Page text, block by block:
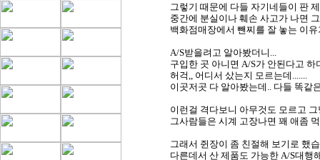
그렇기 때문에 다들 자기네들이 판
중간에 분실이나 훼손 사고가 나면
백화점매장에서 뺀찌를 잘 놓는 이
A/S받을려고 알아봤더니...
구입한 곳 아니면 A/S가 안된다고 하
허걱,, 어디서 샀는지 모르는데.......
이곳저곳 다 알아봤는데.. 다들 똑같
이런걸 격다보니 아무것도 모르고
그사람들은 시계 고장나면 꽤 애좀
그래서 쥔장이 좀 친절해 보기로 했
다른데서 산 제품도 가능한 A/S대행